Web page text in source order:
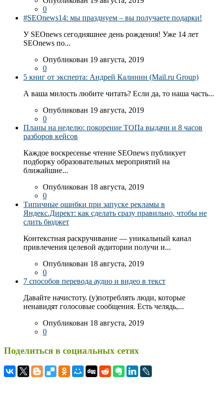
0
#SEOnews14: мы празднуем – вы получаете подарки!
У SEOnews сегодняшнее день рождения! Уже 14 лет
SEOnews по...
Опубликован 19 августа, 2019
0
5 книг от эксперта: Андрей Калинин (Mail.ru Group)
А ваша милость любите читать? Если да, то наша часть...
Опубликован 19 августа, 2019
0
Планы на неделю: покорение ТОПа выдачи и 8 часов
разборов кейсов
Каждое воскресенье чтение SEOnews публикует
подборку образовательных мероприятий на
ближайшие...
Опубликован 18 августа, 2019
0
Типичные ошибки при запуске рекламы в
Яндекс.Директ: как сделать сразу правильно, чтобы не
слить бюджет
Контекстная раскручивание — уникальный канал
привлечения целевой аудитории получи и...
Опубликован 18 августа, 2019
0
7 способов перевода аудио и видео в текст
Давайте начистоту. (у)потреблять люди, которые
ненавидят голосовые сообщения. Есть челядь,...
Опубликован 18 августа, 2019
0
Поделиться в социальных сетях